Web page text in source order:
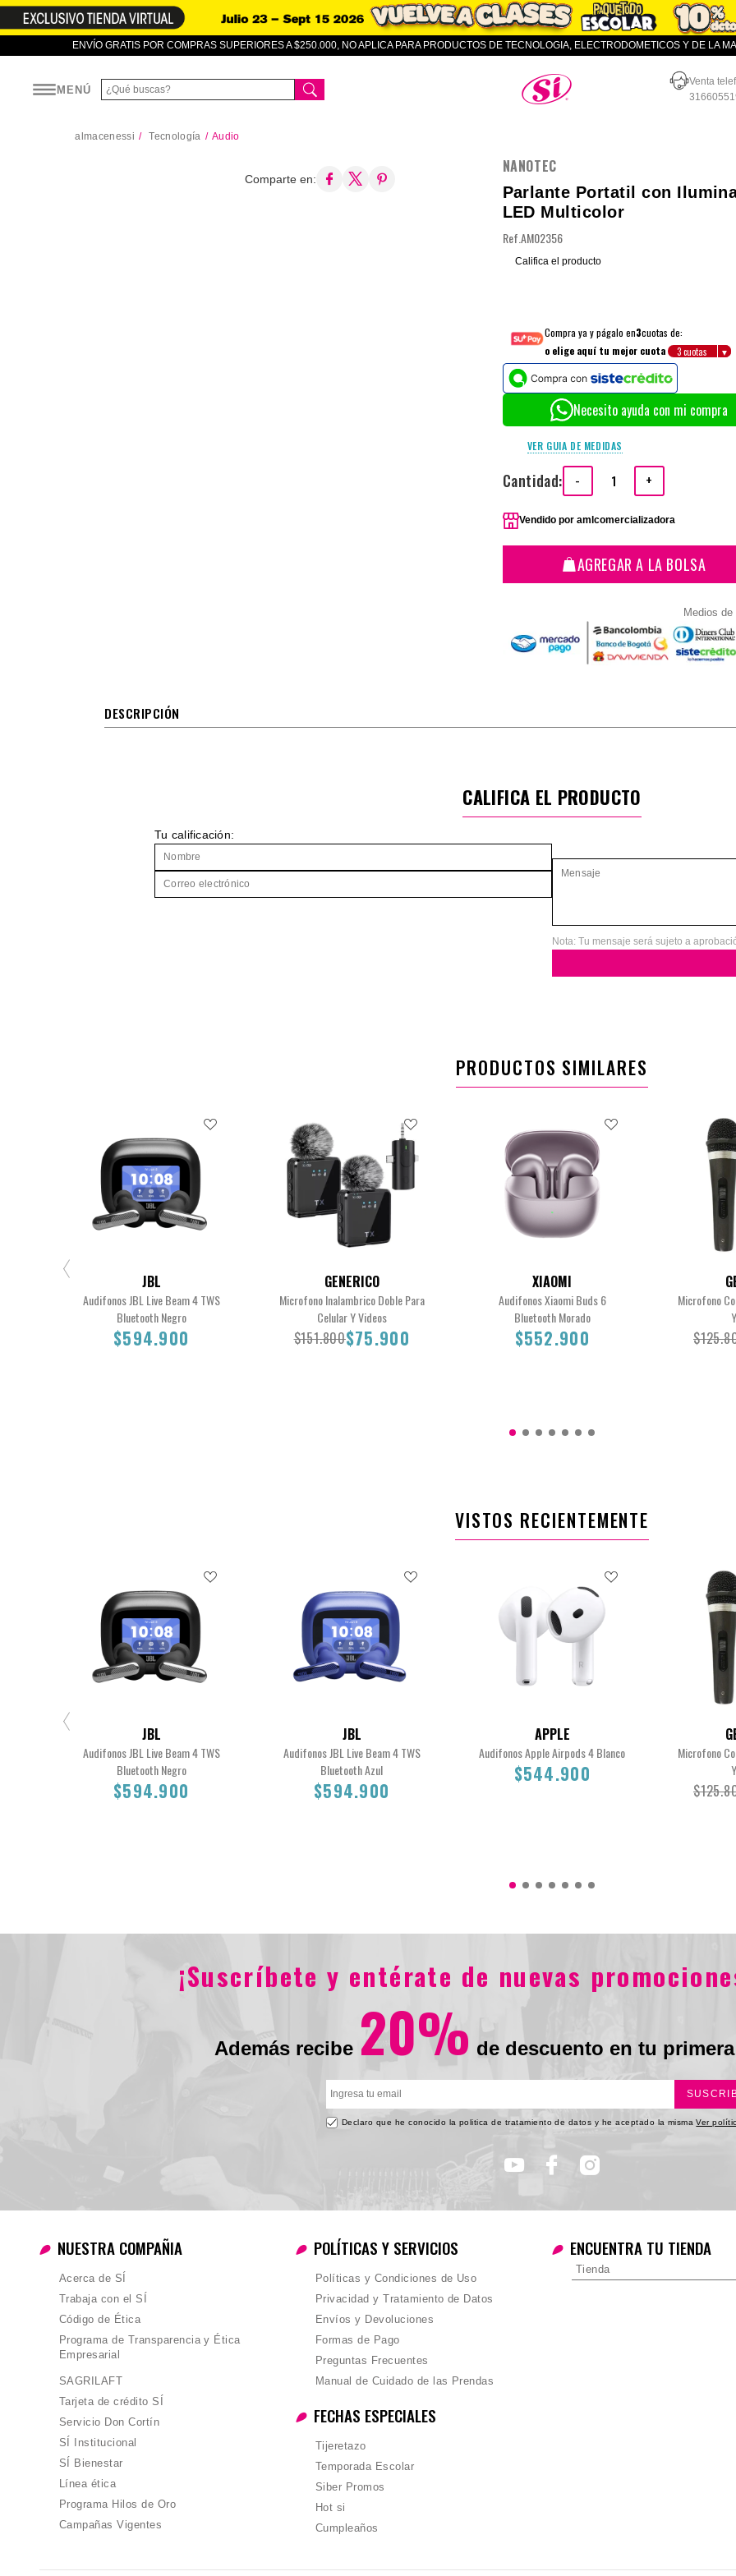
ENVÍO GRATIS POR COMPRAS SUPERIORES A $250.000, NO APLICA PARA PRODUCTOS DE TECNOLOGIA, ELECTRODOMETICOS Y DE LA
MENÚ
Almacenes SI
Venta
almacenessi Tecnología Audio
Comparte en:
NANOTEC
Parlante Portatil con
LED Multicolor
Ref.AM02356
Califica el producto
Compra ya y págalo en3cuotas de:
o elige aquí tu mejor cuota
Necesito ayuda con mi compra
VER GUIA DE MEDIDAS
Cantidad: - +
Vendido por amlcomercializadora
AGREGAR A LA BOLSA
Medios de
DESCRIPCIÓN
CALIFICA EL PRODUCTO
Tu calificación:
Nota: Tu mensaje será sujeto a
PRODUCTOS SIMILARES
JBL
Audifonos JBL Live Beam 4 TWS
Bluetooth Negro
$594.900
GENERICO
Microfono Inalambrico Doble Para
Celular Y Videos
$151.800$75.900
XIAOMI
Audifonos Xiaomi Buds 6
Bluetooth Morado
$552.900
Microfono
VISTOS RECIENTEMENTE
JBL
Audifonos JBL Live Beam 4 TWS
Bluetooth Negro
$594.900
JBL
Audifonos JBL Live Beam 4 TWS
Bluetooth Azul
$594.900
APPLE
Audifonos Apple Airpods 4 Blanco
$544.900
$544.900
Microfono
¡Suscríbete y entérate de nuevas
Además recibe 20% de descuento en tu
Declaro que he conocido la politica de tratamiento de datos y he aceptado la misma Ver
NUESTRA COMPAÑIA
Acerca de SÍ
Trabaja con el SÍ
Código de Ética
Programa de Transparencia y Ética
Empresarial
SAGRILAFT
Tarjeta de crédito SÍ
Servicio Don Cortín
SÍ Institucional
SÍ Bienestar
Línea ética
Programa Hilos de Oro
Campañas Vigentes
POLÍTICAS Y SERVICIOS
Políticas y Condiciones de Uso
Privacidad y Tratamiento de Datos
Envíos y Devoluciones
Formas de Pago
Preguntas Frecuentes
Manual de Cuidado de las Prendas
FECHAS ESPECIALES
Tijeretazo
Temporada Escolar
Siber Promos
Hot si
Cumpleaños
ENCUENTRA TU TIENDA
Tienda